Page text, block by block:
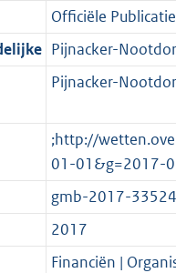
o
t
t
e
2
K
b
o
o
t
t
:
2
K
b
Officiële
Pijnacker-
Pijnacker-
;http://
01-01&g=2017-
gmb-2017-33524
2017
Financiën |